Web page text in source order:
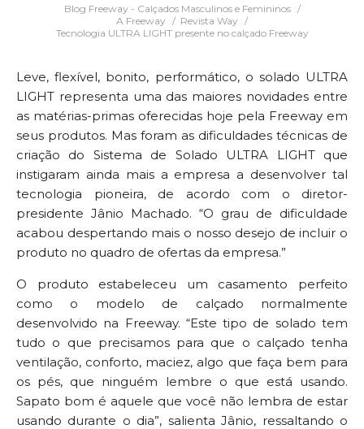
Blog Freeway - Calçados Masculinos e Femininos
A Freeway
Revista Way
Tecnologia ULTRA LIGHT presente no calçado Freeway
Leve, flexível, bonito, performático, o solado ULTRA
LIGHT representa uma das maiores novidades entre
as matérias-primas oferecidas hoje pela Freeway em
seus produtos. Mas foram as dificuldades técnicas de
criação do Sistema de Solado ULTRA LIGHT que
instigaram ainda mais a empresa a desenvolver tal
tecnologia pioneira, de acordo com o diretor-
presidente Jânio Machado. “O grau de dificuldade
acabou despertando mais o nosso desejo de incluir o
produto no quadro de ofertas da empresa.”
O produto estabeleceu um casamento perfeito
como o modelo de calçado normalmente
desenvolvido na Freeway. “Este tipo de solado tem
tudo o que precisamos para que o calçado tenha
ventilação, conforto, maciez, algo que faça bem para
os pés, que ninguém lembre o que está usando.
Sapato bom é aquele que você não lembra de estar
usando durante o dia”, salienta Jânio, ressaltando o